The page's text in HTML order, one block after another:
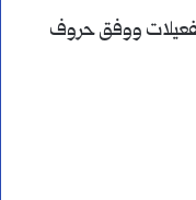
ووفق حروف